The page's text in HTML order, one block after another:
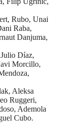
Rubo, Unai
Raba,
Danjuma,
Díaz,
Morcillo,
Aleksa
Ruggeri,
Ademola
Cubo.